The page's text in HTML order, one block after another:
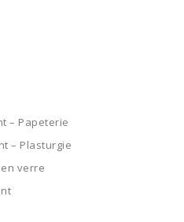
– Papeterie
– Plasturgie
verre